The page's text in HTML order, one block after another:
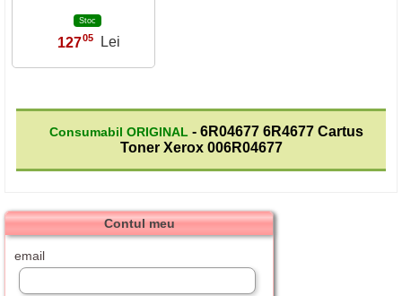
Stoc
12705 Lei
Consumabil ORIGINAL - 6R04677 6R4677 Cartus
Toner Xerox 006R04677
Contul meu
email